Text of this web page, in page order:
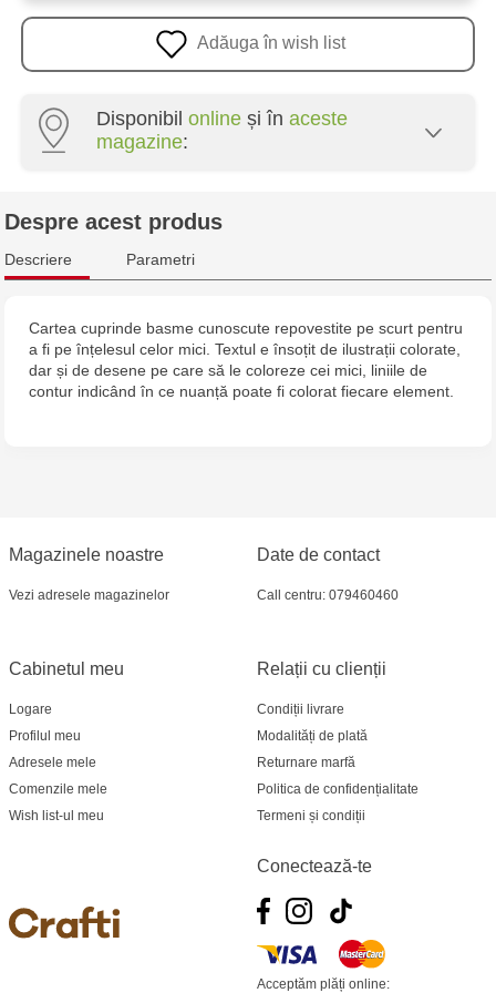
Adăuga în wish list
Disponibil online și în aceste
magazine:
Crafti Botanica - bd. Decebal, 139
Crafti Buiucani - str. Alba Iulia, 77/18
Crafti Ciocana - str. Alecu Russo, 61/6
Multistore Poșta Veche - str. Socoleni, 7
Crafti Comrat - str Pobeda,48
Crafti Centru - bd. Ștefan cel Mare și Sfânt,
Crafti Ciocana - bd. Mircea cel Bătrân,17/3
Crafti Buiucani - str. Ion Creangă, 68/1
Crafti Ciocana- Port Mall, etajul 3
Crafti Cahul - str. 31 August 1989, 13
Despre acest produs
Descriere Parametri
Cartea cuprinde basme cunoscute repovestite pe scurt pentru
a fi pe înțelesul celor mici. Textul e însoțit de ilustrații colorate,
dar și de desene pe care să le coloreze cei mici, liniile de
contur indicând în ce nuanță poate fi colorat fiecare element.
Magazinele noastre
Vezi adresele magazinelor
Relații cu clienții
Condiții livrare
Modalități de plată
Returnare marfă
Politica de confidențialitate
Termeni și condiții
Cabinetul meu
Logare
Profilul meu
Adresele mele
Comenzile mele
Wish list-ul meu
Date de contact
Call centru: 079460460
Conectează-te
Acceptăm plăți online: